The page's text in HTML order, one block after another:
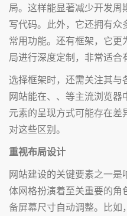
局。这样能显著减少开发
写代码。此外，它还拥有
常用功能。还有框架，它
局进行深度定制，非常适合
选择框架时，还需关注其
网站能在、、等主流浏览
元素的呈现方式可能存在
对这些区别。
重视布局设计
网站建设的关键要素之一
体网格扮演着至关重要的角
备屏幕尺寸自动调整。比